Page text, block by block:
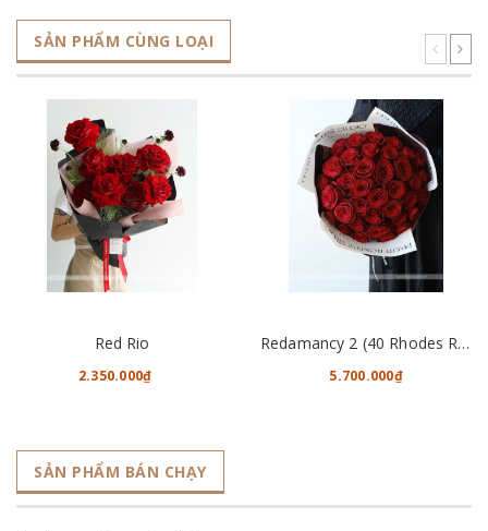
SẢN PHẨM CÙNG LOẠI
Red Rio
2.350.000₫
Redamancy 2 (40 Rhodes Roses)
5.700.000₫
SẢN PHẨM BÁN CHẠY